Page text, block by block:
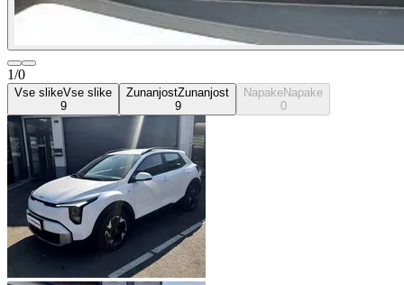
1/0
Vse slikeVse slike
9
ZunanjostZunanjost
9
NapakeNapake
0